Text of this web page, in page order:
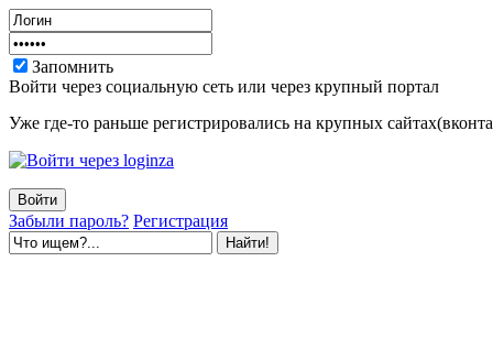
Запомнить
Войти через социальную сеть или через крупный портал
Уже где-то раньше регистрировались на крупных
Забыли пароль? Регистрация